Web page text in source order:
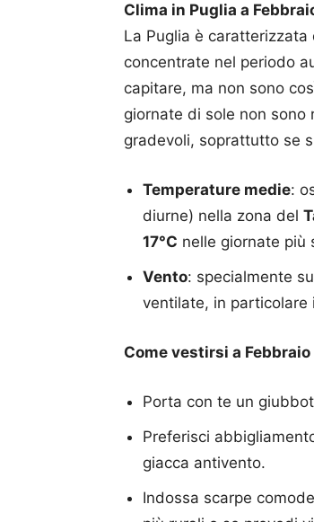
Clima in Puglia a
La Puglia è caratterizzata
concentrate nel periodo
capitare, ma non sono
giornate di sole non sono
gradevoli, soprattutto se
Temperature medie:
diurne) nella zona del
17°C nelle giornate più
Vento: specialmente
ventilate, in particolare
Come vestirsi a Febbraio
Porta con te un
Preferisci
giacca antivento.
Indossa scarpe